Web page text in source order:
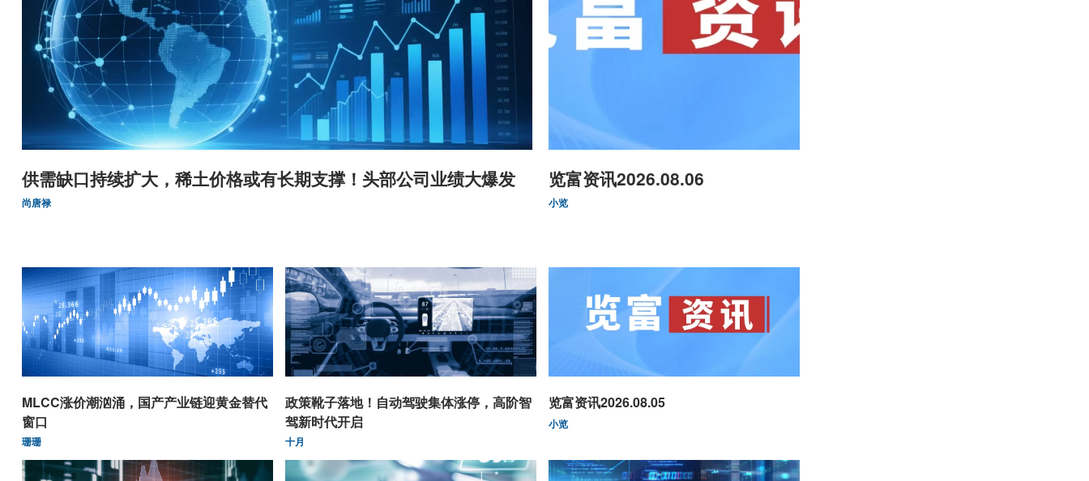
供需缺口持续扩大，稀土价格或有长期支撑！头部公司业绩大爆发
尚唐禄
览富资讯2026.08.06
小览
MLCC涨价潮汹涌，国产产业链迎黄金替代
窗口
珊珊
政策靴子落地！自动驾驶集体涨停，高阶智
驾新时代开启
十月
览富资讯2026.08.05
小览